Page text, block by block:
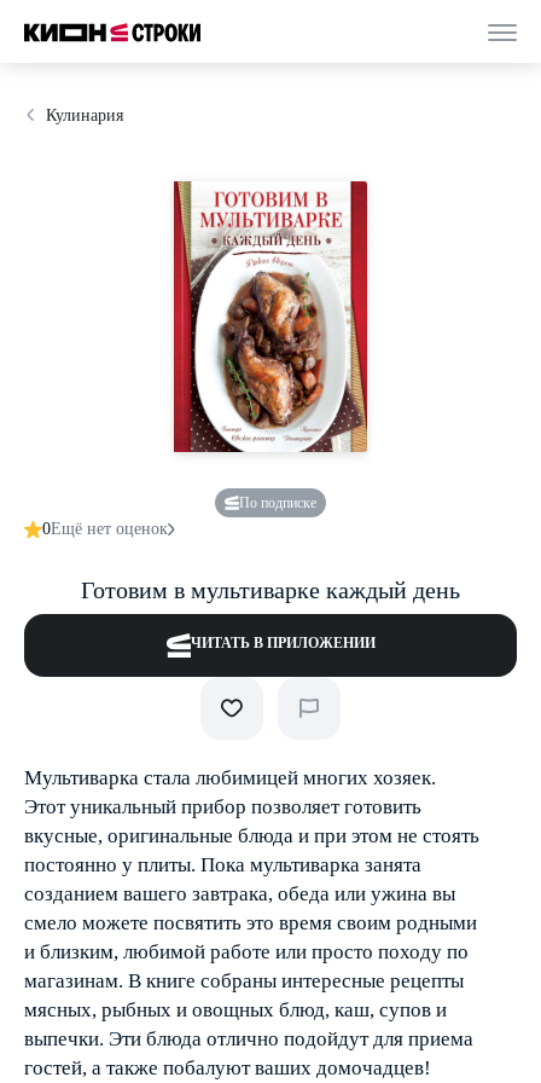
Кулинария
По подписке
0Ещё нет оценок
Готовим в мультиварке каждый день
ЧИТАТЬ В ПРИЛОЖЕНИИ
Мультиварка стала любимицей многих хозяек.
Этот уникальный прибор позволяет готовить
вкусные, оригинальные блюда и при этом не стоять
постоянно у плиты. Пока мультиварка занята
созданием вашего завтрака, обеда или ужина вы
смело можете посвятить это время своим родными
и близким, любимой работе или просто походу по
магазинам. В книге собраны интересные рецепты
мясных, рыбных и овощных блюд, каш, супов и
выпечки. Эти блюда отлично подойдут для приема
гостей, а также побалуют ваших домочадцев!